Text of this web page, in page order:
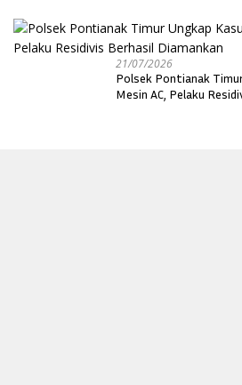
21/07/2026
Polsek Pontianak
Mesin AC, Pelaku